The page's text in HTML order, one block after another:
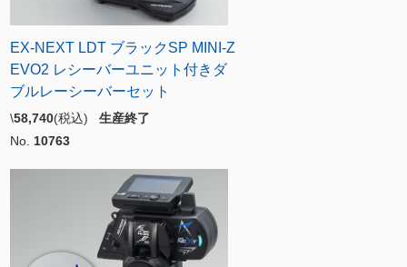
EX-NEXT LDT ブラックSP MINI-Z
EVO2 レシーバーユニット付きダ
ブルレーシーバーセット
\58,740(税込) 生産終了
No. 10763